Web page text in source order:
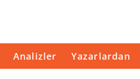
Analizler Yazarlardan